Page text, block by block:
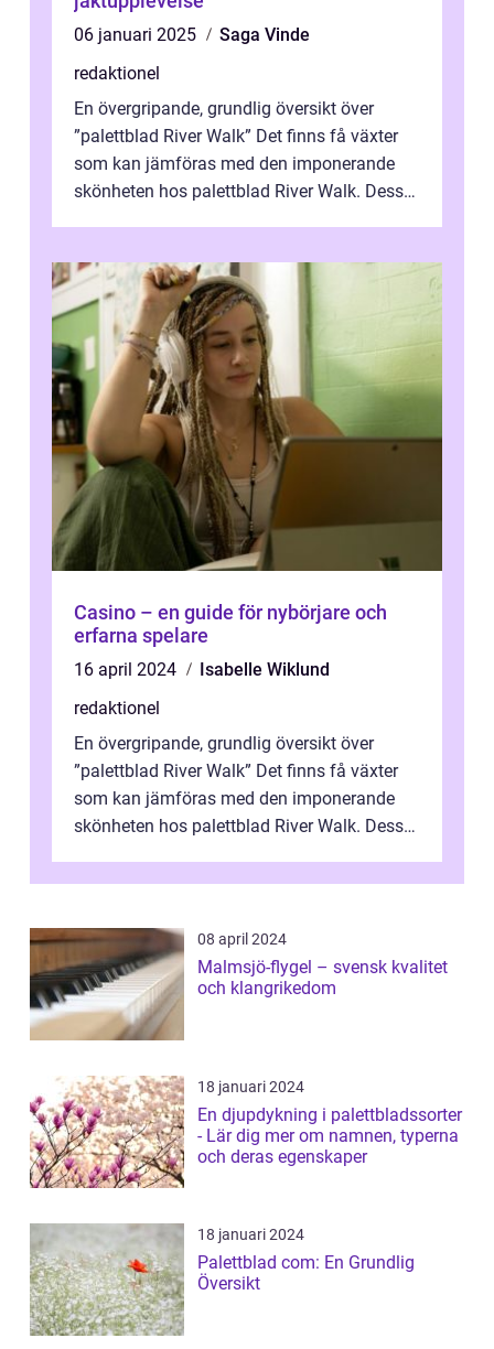
06 januari 2025
Saga Vinde
redaktionel
En övergripande, grundlig översikt över
”palettblad River Walk” Det finns få växter
som kan jämföras med den imponerande
skönheten hos palettblad River Walk. Dess
Casino – en guide för nybörjare och
erfarna spelare
16 april 2024
Isabelle Wiklund
redaktionel
En övergripande, grundlig översikt över
”palettblad River Walk” Det finns få växter
som kan jämföras med den imponerande
skönheten hos palettblad River Walk. Dess
08 april 2024
Malmsjö-flygel – svensk kvalitet
och klangrikedom
18 januari 2024
En djupdykning i palettbladssorter
- Lär dig mer om namnen, typerna
och deras egenskaper
18 januari 2024
Palettblad com: En Grundlig
Översikt